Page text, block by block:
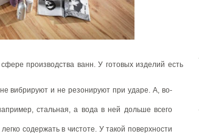
производства ванн. У готовых изделий есть
вибрируют и не резонируют при ударе. А, во-
стальная, а вода в ней дольше всего
содержать в чистоте. У такой поверхности